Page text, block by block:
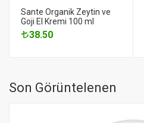
Sante Organik Zeytin ve
Goji El Kremi 100 ml
38.50
Son Görüntelenen